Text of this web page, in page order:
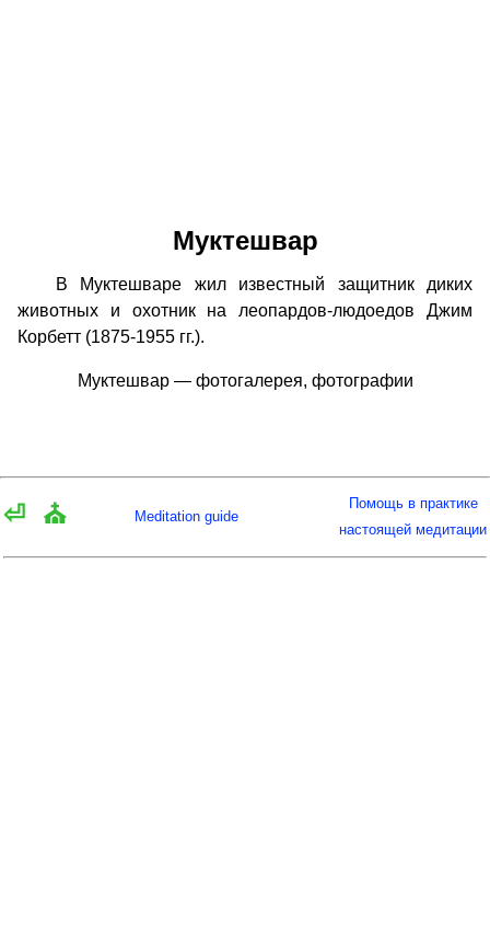
Муктешвар
В Муктешваре жил известный защитник диких
животных и охотник на леопардов-людоедов Джим
Корбетт (1875-1955 гг.).
Муктешвар — фотогалерея, фотографии
⏎ ⛪ Meditation guide
Помощь в практике
настоящей медитации